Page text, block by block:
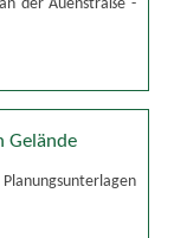
der Auenstraße -
Gelände